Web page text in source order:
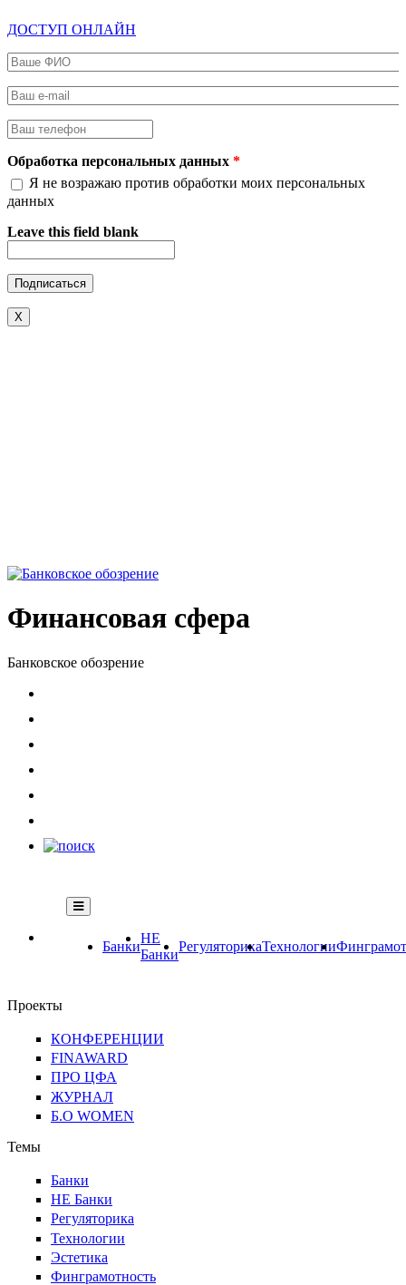
ДОСТУП ОНЛАЙН
Ваше ФИО
Ваш e-mail
Ваш телефон
Обработка персональных данных *
Я не возражаю против обработки моих персональных
данных
Leave this field blank
X
Финансовая сфера
Банковское обозрение
Банки
НЕ
Банки
РегуляторикаТехнологии
Проекты
КОНФЕРЕНЦИИ
FINAWARD
ПРО ЦФА
ЖУРНАЛ
Б.О WOMEN
Темы
Банки
НЕ Банки
Регуляторика
Технологии
Эстетика
Финграмотность